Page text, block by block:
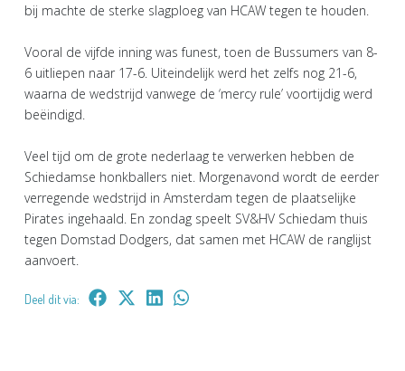
bij machte de sterke slagploeg van HCAW tegen te houden.
Vooral de vijfde inning was funest, toen de Bussumers van 8-
6 uitliepen naar 17-6. Uiteindelijk werd het zelfs nog 21-6,
waarna de wedstrijd vanwege de ‘mercy rule’ voortijdig werd
beëindigd.
Veel tijd om de grote nederlaag te verwerken hebben de
Schiedamse honkballers niet. Morgenavond wordt de eerder
verregende wedstrijd in Amsterdam tegen de plaatselijke
Pirates ingehaald. En zondag speelt SV&HV Schiedam thuis
tegen Domstad Dodgers, dat samen met HCAW de ranglijst
aanvoert.
Deel dit via: